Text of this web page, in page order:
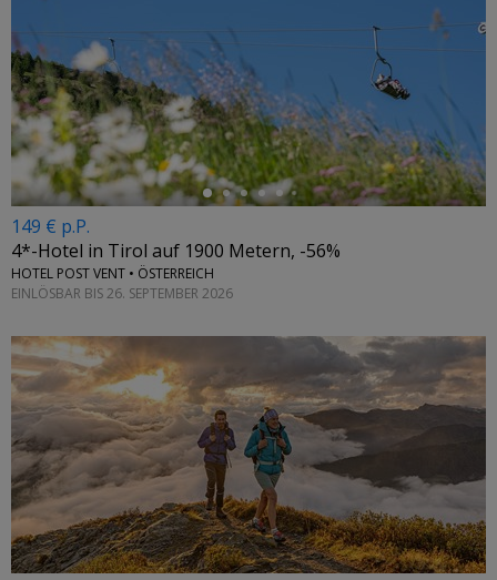
←
149 € p.P.
4*-Hotel in Tirol auf 1900 Metern, -56%
HOTEL POST VENT • ÖSTERREICH
EINLÖSBAR BIS 26. SEPTEMBER 2026